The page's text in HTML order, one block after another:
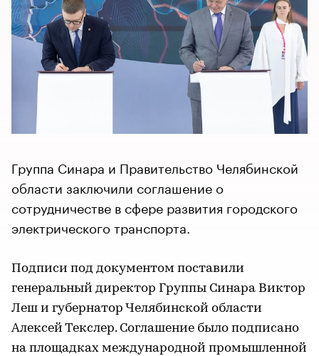
Группа Синара и Правительство Челябинской
области заключили соглашение о
сотрудничестве в сфере развития городского
электрического транспорта.
Подписи под документом поставили
генеральный директор Группы Синара Виктор
Леш и губернатор Челябинской области
Алексей Текслер. Соглашение было подписано
на площадках международной промышленной